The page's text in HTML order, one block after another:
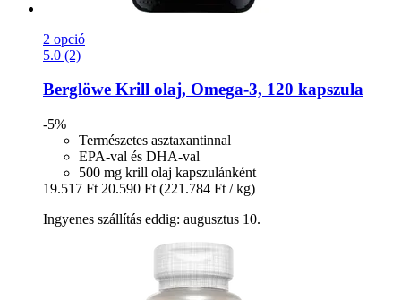
2 opció
5.0 (2)
Berglöwe Krill olaj, Omega-​3, 120 kapszula
-5%
Természetes asztaxantinnal
EPA-val és DHA-val
500 mg krill olaj kapszulánként
19.517 Ft 20.590 Ft (221.784 Ft / kg)
Ingyenes szállítás eddig: augusztus 10.